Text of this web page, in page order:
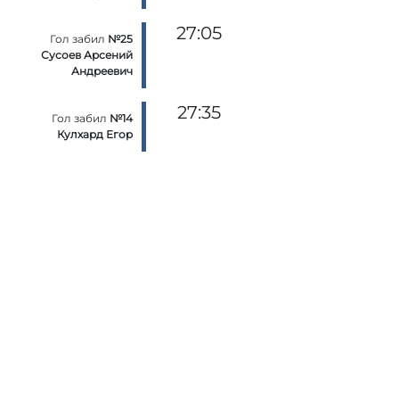
Гол забил №25
Сусоев Арсений
Андреевич
27:05
Гол забил №14
Кулхард Егор
27:35